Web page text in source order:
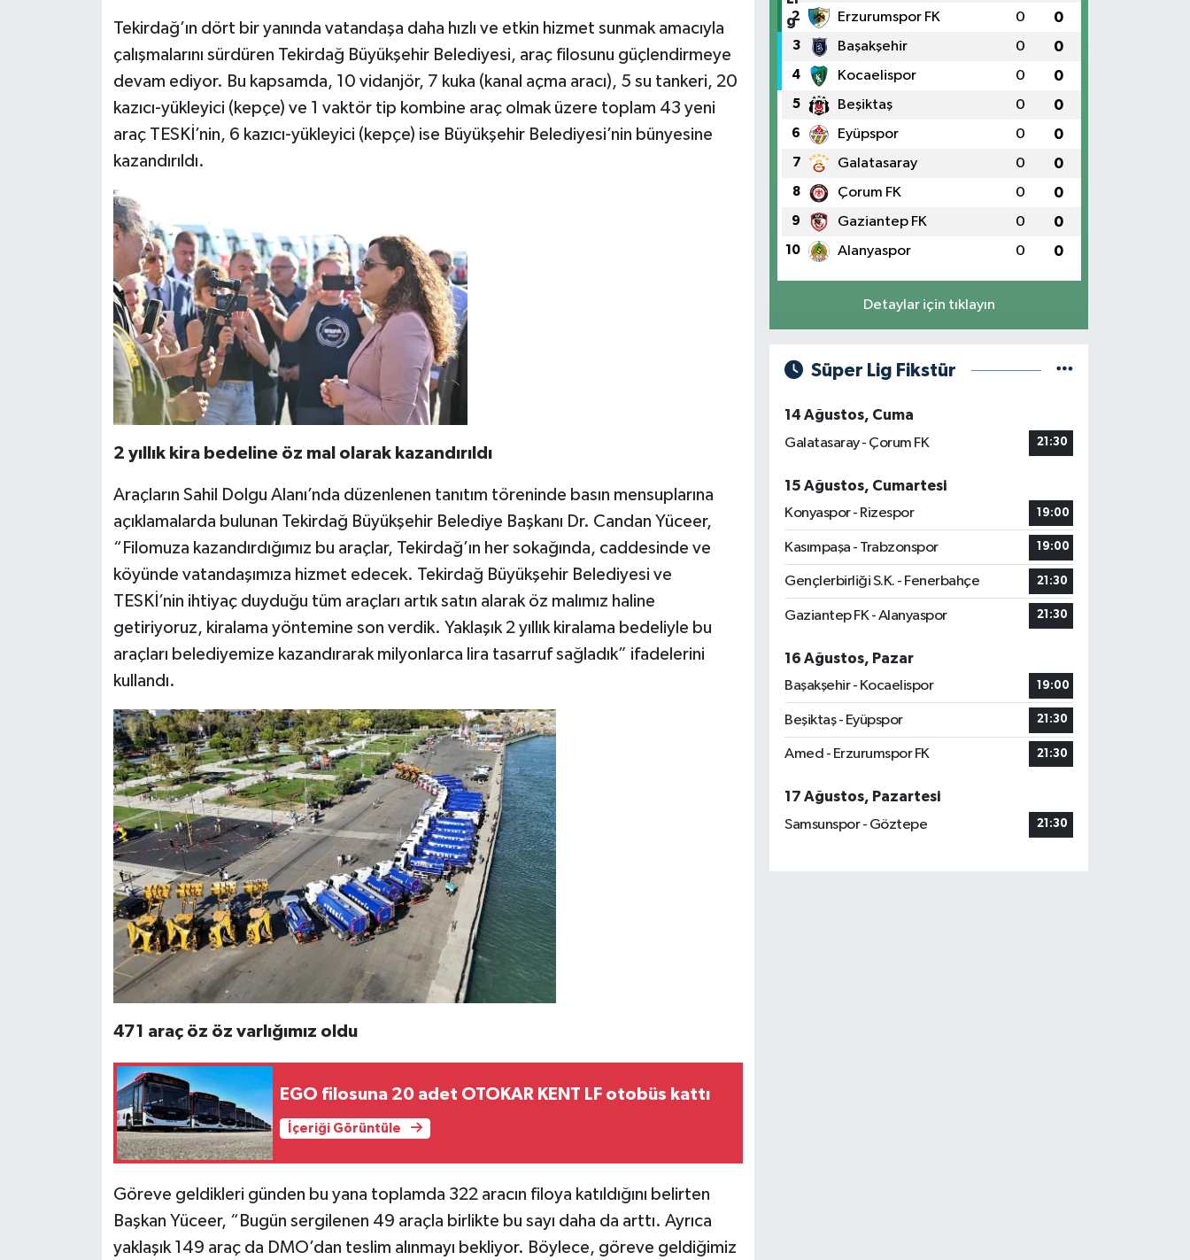
Tekirdağ’ın dört bir yanında vatandaşa daha hızlı ve etkin hizmet sunmak amacıyla
çalışmalarını sürdüren Tekirdağ Büyükşehir Belediyesi, araç filosunu güçlendirmeye
devam ediyor. Bu kapsamda, 10 vidanjör, 7 kuka (kanal açma aracı), 5 su tankeri, 20
kazıcı-yükleyici (kepçe) ve 1 vaktör tip kombine araç olmak üzere toplam 43 yeni
araç TESKİ’nin, 6 kazıcı-yükleyici (kepçe) ise Büyükşehir Belediyesi’nin bünyesine
kazandırıldı.
2 yıllık kira bedeline öz mal olarak kazandırıldı
Araçların Sahil Dolgu Alanı’nda düzenlenen tanıtım töreninde basın mensuplarına
açıklamalarda bulunan Tekirdağ Büyükşehir Belediye Başkanı Dr. Candan Yüceer,
“Filomuza kazandırdığımız bu araçlar, Tekirdağ’ın her sokağında, caddesinde ve
köyünde vatandaşımıza hizmet edecek. Tekirdağ Büyükşehir Belediyesi ve
TESKİ’nin ihtiyaç duyduğu tüm araçları artık satın alarak öz malımız haline
getiriyoruz, kiralama yöntemine son verdik. Yaklaşık 2 yıllık kiralama bedeliyle bu
araçları belediyemize kazandırarak milyonlarca lira tasarruf sağladık” ifadelerini
kullandı.
471 araç öz öz varlığımız oldu
EGO filosuna 20 adet OTOKAR KENT LF otobüs kattı
İçeriği Görüntüle
Göreve geldikleri günden bu yana toplamda 322 aracın filoya katıldığını belirten
Başkan Yüceer, “Bugün sergilenen 49 araçla birlikte bu sayı daha da arttı. Ayrıca
yaklaşık 149 araç da DMO’dan teslim alınmayı bekliyor. Böylece, göreve geldiğimiz
2 Erzurumspor FK 0 0
3 Başakşehir 0 0
4 Kocaelispor 0 0
5 Beşiktaş 0 0
6 Eyüpspor 0 0
7 Galatasaray 0 0
8 Çorum FK 0 0
9 Gaziantep FK 0 0
10 Alanyaspor 0 0
Detaylar için tıklayın
Süper Lig Fikstür
14 Ağustos, Cuma
Galatasaray - Çorum FK
21:30
15 Ağustos, Cumartesi
Konyaspor - Rizespor
19:00
Kasımpaşa - Trabzonspor 19:00
Gençlerbirliği S.K. - Fenerbahçe 21:30
Gaziantep FK - Alanyaspor 21:30
16 Ağustos, Pazar
Başakşehir - Kocaelispor
19:00
Beşiktaş - Eyüpspor 21:30
Amed - Erzurumspor FK 21:30
17 Ağustos, Pazartesi
Samsunspor - Göztepe
21:30